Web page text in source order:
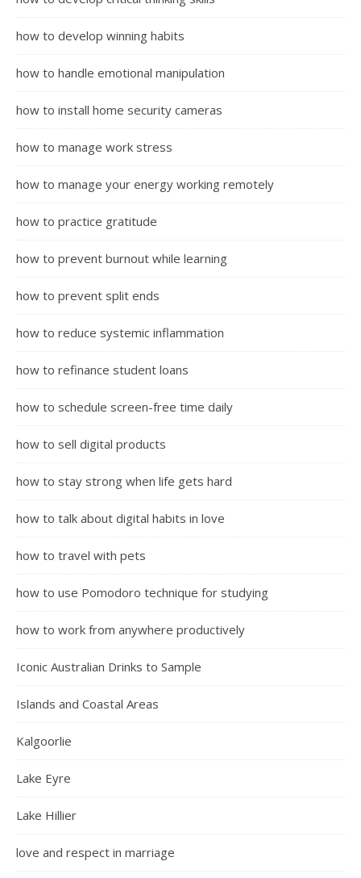
how to develop winning habits
how to handle emotional manipulation
how to install home security cameras
how to manage work stress
how to manage your energy working remotely
how to practice gratitude
how to prevent burnout while learning
how to prevent split ends
how to reduce systemic inflammation
how to refinance student loans
how to schedule screen-free time daily
how to sell digital products
how to stay strong when life gets hard
how to talk about digital habits in love
how to travel with pets
how to use Pomodoro technique for studying
how to work from anywhere productively
Iconic Australian Drinks to Sample
Islands and Coastal Areas
Kalgoorlie
Lake Eyre
Lake Hillier
love and respect in marriage